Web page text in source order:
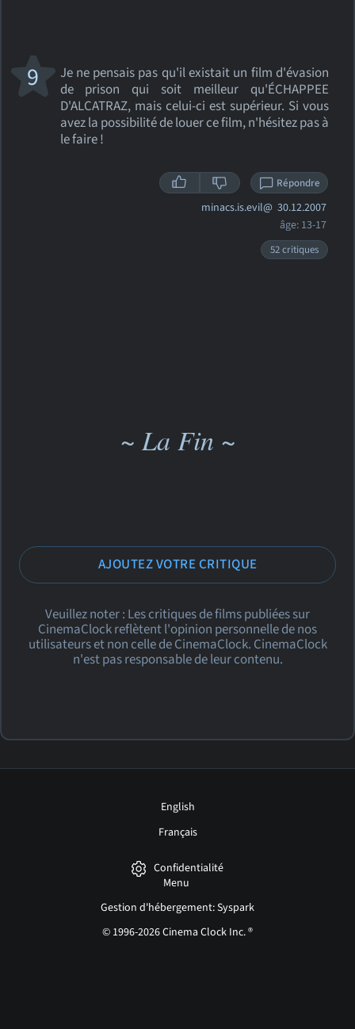
Je ne pensais pas qu'il existait un film d'évasion
de prison qui soit meilleur qu'ÉCHAPPEE
D'ALCATRAZ, mais celui-ci est supérieur. Si vous
avez la possibilité de louer ce film, n'hésitez pas à
le faire !
9
Répondre
minacs.is.evil@ 30.12.2007
âge: 13-17
52 critiques
~ La Fin ~
AJOUTEZ VOTRE CRITIQUE
Veuillez noter : Les critiques de films publiées sur
CinemaClock reflètent l'opinion personnelle de nos
utilisateurs et non celle de CinemaClock. CinemaClock
n'est pas responsable de leur contenu.
English
Français
Confidentialité
Menu
Gestion d'hébergement: Syspark
© 1996-2026 Cinema Clock Inc. ®